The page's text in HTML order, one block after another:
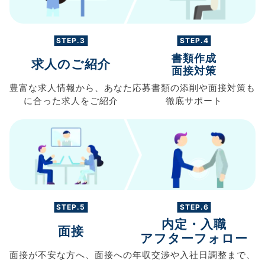
STEP.3
求人のご紹介
豊富な求人情報から、 あなた
に合った求人を ご紹介
STEP.4
書類作成
面接対策
応募書類の添削や面接対策も
徹底サポート
STEP.5
面接
面接が不安な方へ、 面接への
STEP.6
内定・入職
アフターフォロー
年収交渉や入社日調整まで、